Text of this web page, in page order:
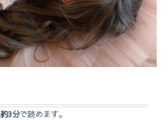
約3分で読めます。